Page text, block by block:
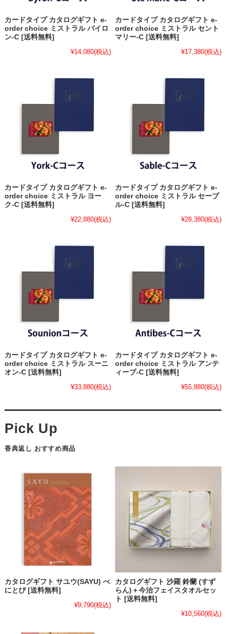
カードタイプ カタログギフト e-
order choice ミストラル バイロ
ン-C [送料無料]
¥14,080(税込)
カードタイプ カタログギフト e-
order choice ミストラル セント
マリー-C [送料無料]
¥17,380(税込)
カードタイプ カタログギフト e-
order choice ミストラル ヨー
ク-C [送料無料]
¥22,880(税込)
カードタイプ カタログギフト e-
order choice ミストラル セーブ
ル-C [送料無料]
¥28,380(税込)
カードタイプ カタログギフト e-
order choice ミストラル スーニ
オン-C [送料無料]
¥33,880(税込)
カードタイプ カタログギフト e-
order choice ミストラル アンテ
ィーブ-C [送料無料]
¥55,880(税込)
香典返し おすすめ商品
カタログギフト サユウ(SAYU) べ
にとび [送料無料]
¥9,790(税込)
カタログギフト 沙羅 鈴蘭 (すず
らん)＋今治フェイスタオルセッ
ト [送料無料]
¥10,560(税込)